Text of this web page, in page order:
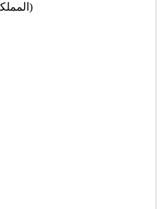
Saudi Arabia (المملكة العربية السعودية)